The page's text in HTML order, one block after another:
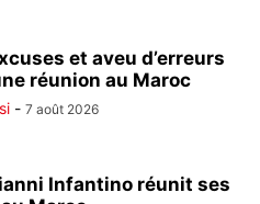
et aveu d’erreurs
réunion au Maroc
- 7 août 2026
Infantino réunit ses